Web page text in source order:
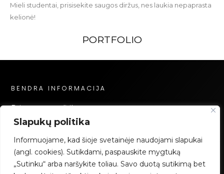
Slapukų politika
Informuojame, kad šioje svetainėje naudojami slapukai
(angl. cookies). Sutikdami, paspauskite mygtuką
„Sutinku“ arba naršykite toliau. Savo duotą sutikimą bet
Mieli studentai, prisisekite saugos diržus, nes laukia nepaprasta
kelionė!
PORTFOLIO
BENDRA INFORMACIJA
Privatumo politika
Slapukų politika
Mokėjimai